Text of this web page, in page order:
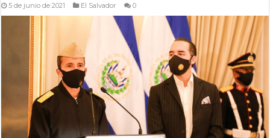
5 de junio de 2021 El Salvador 0